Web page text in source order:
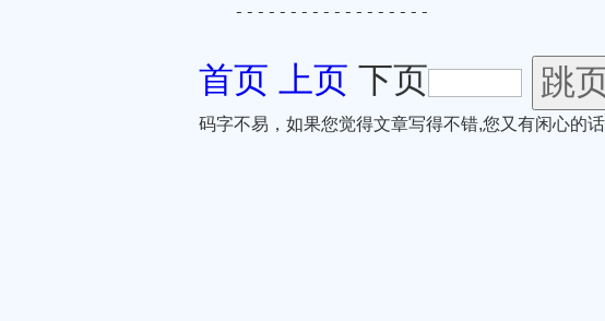
------------------
首页 上页 下页
码字不易，如果您觉得文章写得不错,您又有闲心的